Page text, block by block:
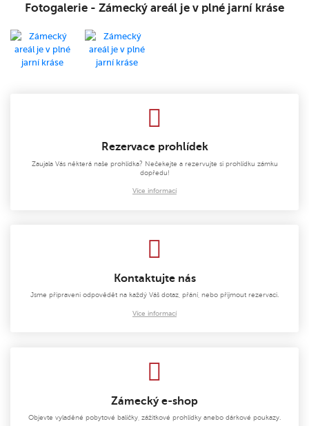
Fotogalerie - Zámecký areál je v plné jarní kráse
Rezervace prohlídek
Zaujala Vás některá naše prohlídka? Nečekejte a rezervujte si prohlídku zámku
dopředu!
Více informací
Kontaktujte nás
Jsme připraveni odpovědět na každý Váš dotaz, přání, nebo přijmout rezervaci.
Více informací
Zámecký e-shop
Objevte vyladěné pobytové balíčky, zážitkové prohlídky anebo dárkové poukazy.